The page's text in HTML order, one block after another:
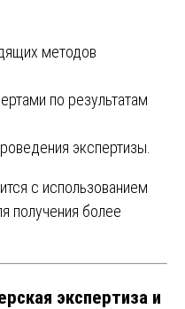
методов
по результатам
экспертизы.
с использованием
получения более
экспертиза и